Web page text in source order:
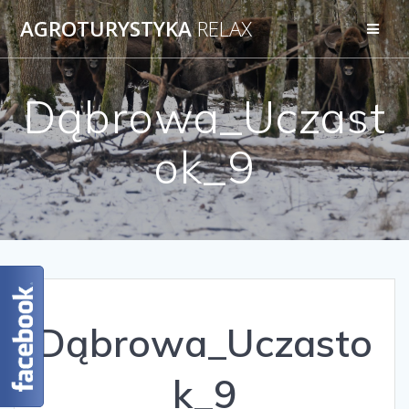
AGROTURYSTYKARELAX
Dąbrowa_Uczast
ok_9
Dąbrowa_Uczasto
k_9